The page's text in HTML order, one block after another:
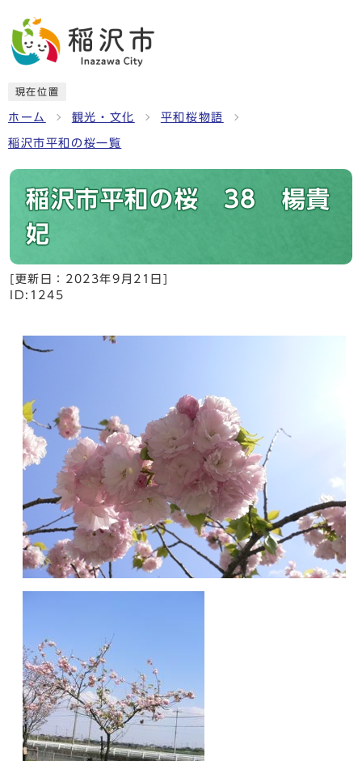
現在位置
ホーム 観光・文化 平和桜物語
稲沢市平和の桜一覧
稲沢市平和の桜 38 楊貴
妃
[更新日： 2023年9月21日
ID:1245